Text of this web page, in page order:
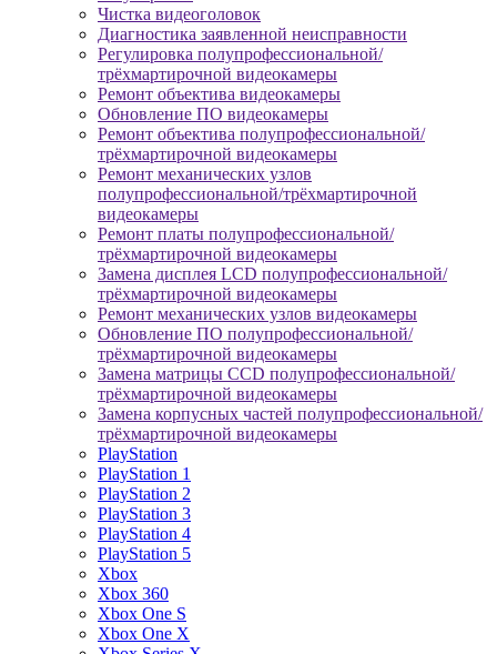
Чистка видеоголовок
Диагностика заявленной неисправности
Регулировка полупрофессиональной/
трёхмартирочной видеокамеры
Ремонт объектива видеокамеры
Обновление ПО видеокамеры
Ремонт объектива полупрофессиональной/
трёхмартирочной видеокамеры
Ремонт механических узлов
полупрофессиональной/трёхмартирочной
видеокамеры
Ремонт платы полупрофессиональной/
трёхмартирочной видеокамеры
Замена дисплея LCD полупрофессиональной/
трёхмартирочной видеокамеры
Ремонт механических узлов видеокамеры
Обновление ПО полупрофессиональной/
трёхмартирочной видеокамеры
Замена матрицы CCD полупрофессиональной/
трёхмартирочной видеокамеры
Замена корпусных частей полупрофессиональной/
трёхмартирочной видеокамеры
PlayStation
PlayStation 1
PlayStation 2
PlayStation 3
PlayStation 4
PlayStation 5
Xbox
Xbox 360
Xbox One S
Xbox One X